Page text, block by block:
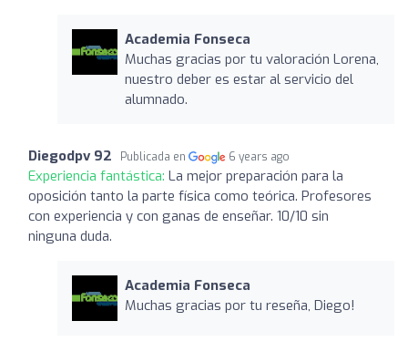
Academia Fonseca
Muchas gracias por tu valoración Lorena,
nuestro deber es estar al servicio del
alumnado.
Diegodpv 92 Publicada en 6 years ago
Experiencia fantástica: La mejor preparación para la
oposición tanto la parte física como teórica. Profesores
con experiencia y con ganas de enseñar. 10/10 sin
ninguna duda.
Academia Fonseca
Muchas gracias por tu reseña, Diego!